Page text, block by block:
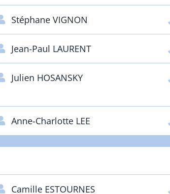
Stéphane VIGNON
Jean-Paul LAURENT
Julien HOSANSKY
Anne-Charlotte LEE
Camille ESTOURNES